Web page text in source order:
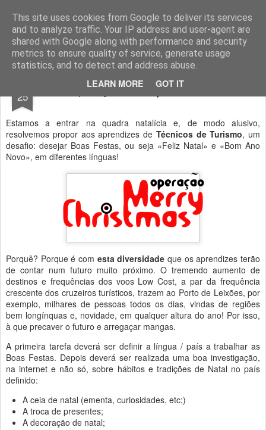
This site uses cookies from Google to deliver its services
and to analyze traffic. Your IP address and user-agent are
shared with Google along with performance and security
metrics to ensure quality of service, generate usage
statistics, and to detect and address abuse.
LEARN MORE GOT IT
Geopalavras
canal800 clique ZapCanal
25 Operação «merry christmas».
Estamos a entrar na quadra natalícia e, de modo alusivo,
resolvemos propor aos aprendizes de Técnicos de Turismo, um
desafio: desejar Boas Festas, ou seja «Feliz Natal» e «Bom Ano
Novo», em diferentes línguas!
Porquê? Porque é com esta diversidade que os aprendizes terão
de contar num futuro muito próximo. O tremendo aumento de
destinos e frequências dos voos Low Cost, a par da frequência
crescente dos cruzeiros turísticos, trazem ao Porto de Leixões, por
exemplo, milhares de pessoas todos os dias, vindas de regiões
bem longínquas e, novidade, em qualquer altura do ano! Por isso,
à que precaver o futuro e arregaçar mangas.
A primeira tarefa deverá ser definir a língua / país a trabalhar as
Boas Festas. Depois deverá ser realizada uma boa investigação,
na internet e não só, sobre hábitos e tradições de Natal no país
definido:
A ceia de natal (ementa, curiosidades, etc;)
A troca de presentes;
A decoração de natal;